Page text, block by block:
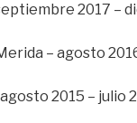
2017 –
– agosto
2015 – julio